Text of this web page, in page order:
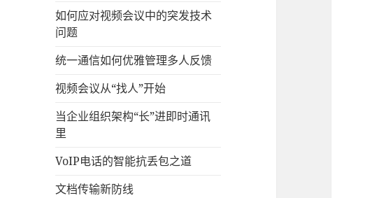
如何应对视频会议中的突发技术
问题
统一通信如何优雅管理多人反馈
视频会议从“找人”开始
当企业组织架构“长”进即时通讯
里
VoIP电话的智能抗丢包之道
文档传输新防线